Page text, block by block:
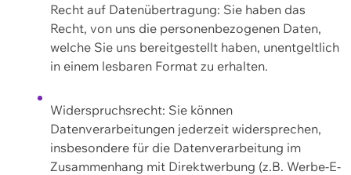
Recht auf Datenübertragung: Sie haben das
Recht, von uns die personenbezogenen Daten,
welche Sie uns bereitgestellt haben, unentgeltlich
in einem lesbaren Format zu erhalten.
Widerspruchsrecht: Sie können
Datenverarbeitungen jederzeit widersprechen,
insbesondere für die Datenverarbeitung im
Zusammenhang mit Direktwerbung (z.B. Werbe-E-